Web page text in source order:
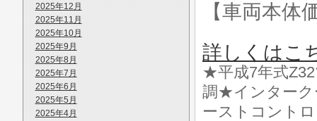
2025年12月
2025年11月
2025年10月
2025年9月
2025年8月
2025年7月
2025年6月
2025年5月
2025年4月
【車両本体
詳しくはこ
★平成7年式
調★インター
ーストコント